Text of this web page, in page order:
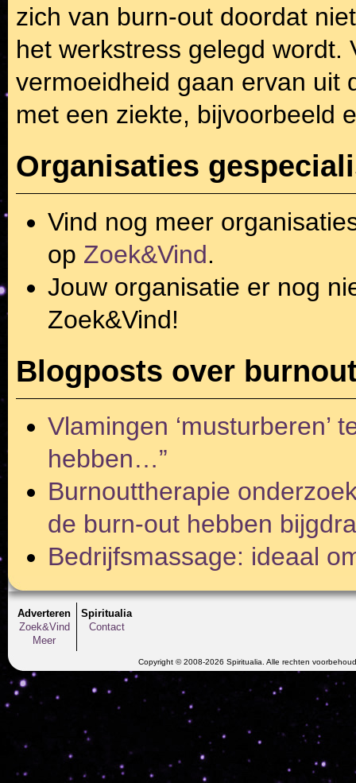
zich van burn-out doordat
het werkstress gelegd wordt.
vermoeidheid gaan ervan uit
met een ziekte, bijvoorbeeld
Organisaties
Vind nog meer
op Zoek&Vind.
Jouw organisatie er nog
Zoek&Vind!
Blogposts over
Vlamingen ‘musturberen’
hebben…”
Burnouttherapie
de burn-out hebben
Bedrijfsmassage: ideaal
Adverteren
Zoek&Vind
Meer
Spiritualia
Contact
Copyright © 2008-2026 Spiritualia. Alle rechten